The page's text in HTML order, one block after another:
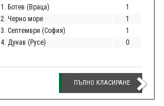
Ботев (Враца)
1
Черно море
1
Септември (София)
1
Дунав (Русе)
0
ПЪЛНО КЛАСИРАНЕ